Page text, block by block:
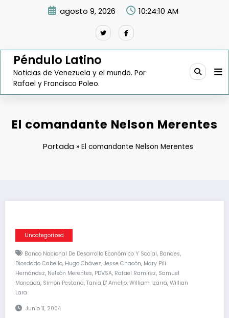
agosto 9, 2026 10:24:11 AM
Péndulo Latino
Noticias de Venezuela y el mundo. Por
Rafael y Francisco Poleo.
El comandante Nelson Merentes
Portada» El comandante Nelson Merentes
Uncategorized
Banco Nacional De Desarrollo Económico Y Social, Bandes,
Diosdado Cabello, Hugo Chávez, Jesse Chacón, Mary Pili
Hernández, Nelsón Merentes, PDVSA, Rafael Ramírez, Samuel
Moncada, Simón Pestana, Tania D' Amelio, William Izarra, Willian
Lara
Junio 11, 2004